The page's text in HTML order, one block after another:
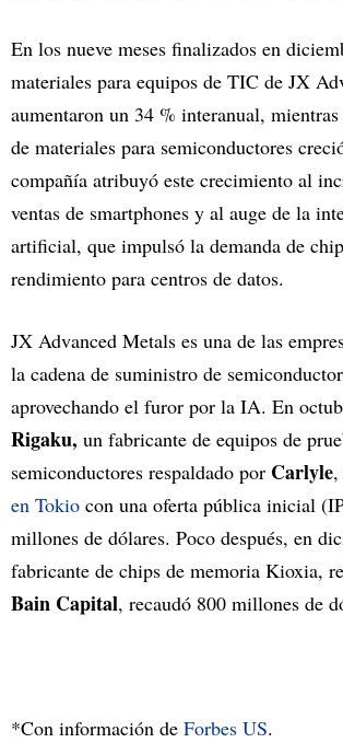
En los nueve meses finalizados en
materiales para equipos de TIC de JX
aumentaron un 34 % interanual,
de materiales para semiconductores
compañía atribuyó este crecimiento al
ventas de smartphones y al auge de la
artificial, que impulsó la demanda de
rendimiento para centros de datos.
JX Advanced Metals es una de las
la cadena de suministro de
aprovechando el furor por la IA. En
Rigaku, un fabricante de equipos de
semiconductores respaldado por Carlyle,
en Tokio con una oferta pública inicial
millones de dólares. Poco después, en
fabricante de chips de memoria Kioxia,
Bain Capital, recaudó 800 millones de
*Con información de Forbes US.